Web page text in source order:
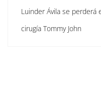
Luinder Ávila se
cirugía Tommy John